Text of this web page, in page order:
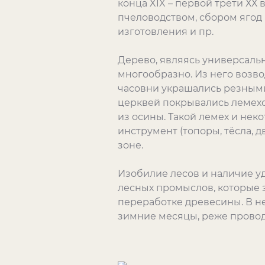
конца XIX – первой трети ХХ
пчеловодством, сбором
изготовления и пр.
Дерево, являясь
многообразно. Из него
часовни украшались
церквей покрывались
из осины. Такой лемех и
инструмент (топоры, тёсла,
зоне.
Изобилие лесов и наличие
лесных промыслов, которые
переработке древесины. В
зимние месяцы, реже